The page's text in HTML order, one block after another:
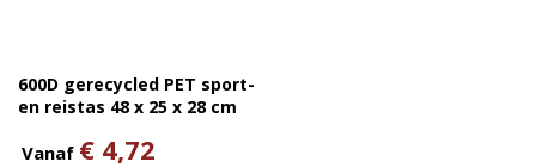
600D gerecycled PET sport-
en reistas 48 x 25 x 28 cm
Vanaf € 4,72